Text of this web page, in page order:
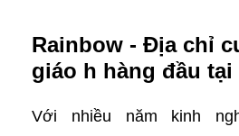
Rainbow - Địa chỉ
giáo h hàng đầu tại
Với nhiều năm kinh